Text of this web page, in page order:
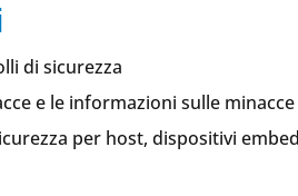
di sicurezza
e le informazioni sulle minacce
per host, dispositivi